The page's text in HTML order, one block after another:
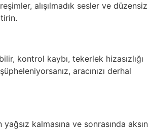
alışılmadık sesler ve düzensiz
kontrol kaybı, tekerlek hizasızlığı
aracınızı derhal
yağsız kalmasına ve sonrasında aksın